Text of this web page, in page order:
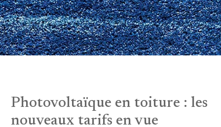
Photovoltaïque en toiture : les
nouveaux tarifs en vue